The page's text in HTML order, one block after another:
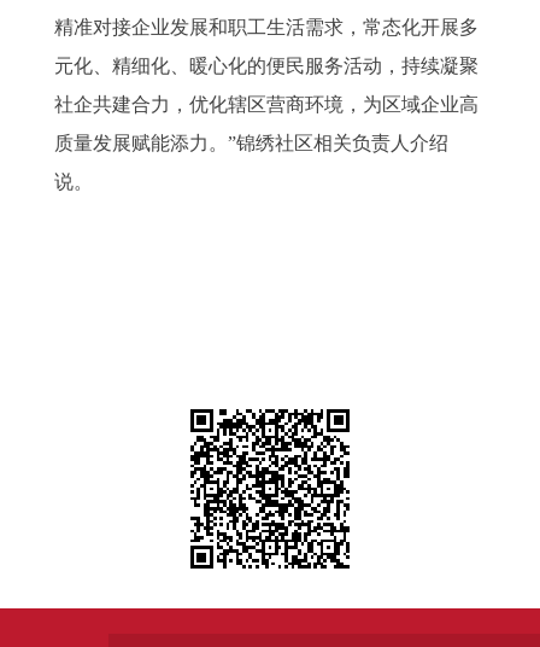
精准对接企业发展和职工生活需求，常态化开展多
元化、精细化、暖心化的便民服务活动，持续凝聚
社企共建合力，优化辖区营商环境，为区域企业高
质量发展赋能添力。”锦绣社区相关负责人介绍
说。